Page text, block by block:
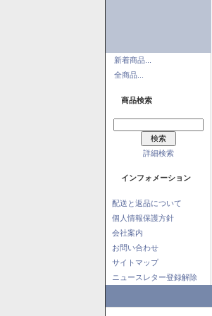
新着商品...
全商品...
商品検索
詳細検索
インフォメーション
配送と返品について
個人情報保護方針
会社案内
お問い合わせ
サイトマップ
ニュースレター登録解除